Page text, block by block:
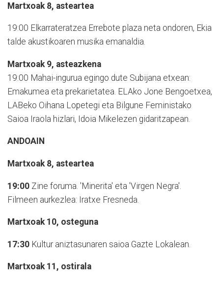
Martxoak 8, asteartea
19:00 Elkarrateratzea Errebote plaza neta ondoren, Ekia
talde akustikoaren musika emanaldia.
Martxoak 9, asteazkena
19:00 Mahai-ingurua egingo dute Subijana etxean:
Emakumea eta prekarietatea. ELAko Jone Bengoetxea,
LABeko Oihana Lopetegi eta Bilgune Feministako
Saioa Iraola hizlari, Idoia Mikelezen gidaritzapean.
ANDOAIN
Martxoak 8, asteartea
19:00 Zine foruma. 'Minerita' eta 'Virgen Negra'.
Filmeen aurkezlea: Iratxe Fresneda.
Martxoak 10, osteguna
17:30 Kultur aniztasunaren saioa Gazte Lokalean.
Martxoak 11, ostirala